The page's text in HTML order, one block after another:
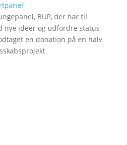
BUP, der har til
nye ideer og udfordre status
en donation på en halv